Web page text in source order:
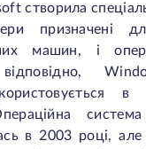
створила
призначені
машин, і
відповідно,
в
в 2003 році,